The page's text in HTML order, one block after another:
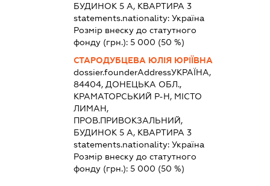
БУДИНОК 5 А, КВАРТИРА 3
statements.nationality: Україна
Розмір внеску до статутного
фонду (грн.): 5 000 (50 %)
СТАРОДУБЦЕВА ЮЛІЯ ЮРІЇВНА
dossier.founderAddressУКРАЇНА,
84404, ДОНЕЦЬКА ОБЛ.,
КРАМАТОРСЬКИЙ Р-Н, МІСТО
ЛИМАН,
ПРОВ.ПРИВОКЗАЛЬНИЙ,
БУДИНОК 5 А, КВАРТИРА 3
statements.nationality: Україна
Розмір внеску до статутного
фонду (грн.): 5 000 (50 %)